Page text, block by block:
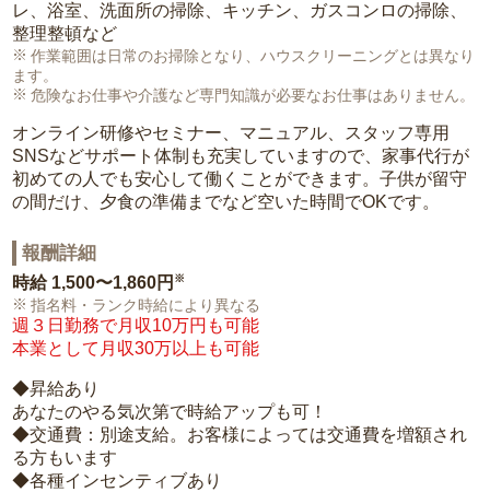
レ、浴室、洗面所の掃除、キッチン、ガスコンロの掃除、
整理整頓など
作業範囲は日常のお掃除となり、ハウスクリーニングとは異なり
ます。
危険なお仕事や介護など専門知識が必要なお仕事はありません。
オンライン研修やセミナー、マニュアル、スタッフ専用
SNSなどサポート体制も充実していますので、家事代行が
初めての人でも安心して働くことができます。子供が留守
の間だけ、夕食の準備までなど空いた時間でOKです。
報酬詳細
時給 1,500〜1,860円 ※
指名料・ランク時給により異なる
週３日勤務で月収10万円も可能
本業として月収30万以上も可能
◆昇給あり
あなたのやる気次第で時給アップも可！
◆交通費：別途支給。お客様によっては交通費を増額され
る方もいます
◆各種インセンティブあり